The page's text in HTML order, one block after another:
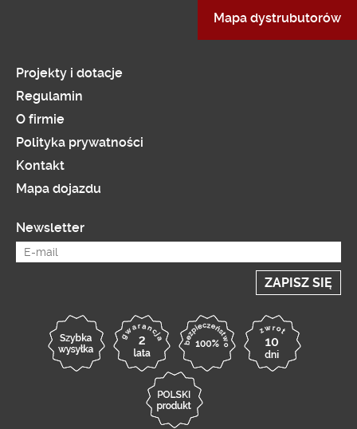
Mapa dystrubutorów
Projekty i dotacje
Regulamin
O firmie
Polityka prywatności
Kontakt
Mapa dojazdu
Newsletter